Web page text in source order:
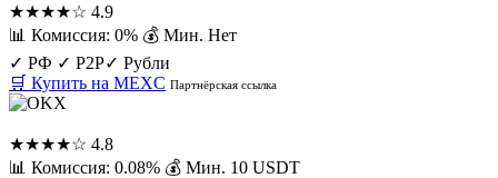
★★★★☆ 4.9
📊 Комиссия: 0% 💰 Мин. Нет
✓ РФ ✓ P2P✓ Рубли
🛒 Купить на MEXC Партнёрская ссылка
★★★★☆ 4.8
📊 Комиссия: 0.08% 💰 Мин. 10 USDT